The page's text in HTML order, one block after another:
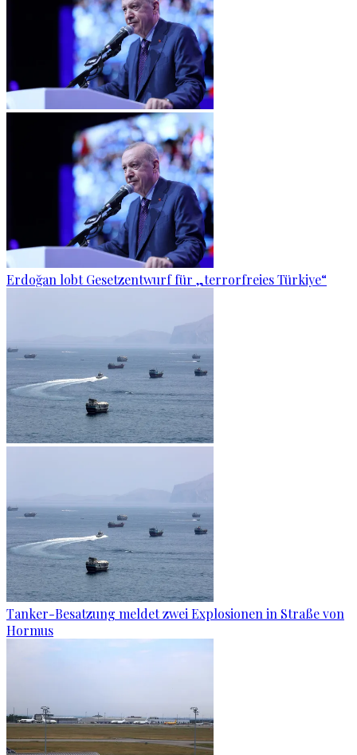
Erdoğan lobt Gesetzentwurf für „terrorfreies Türkiye“
Tanker-Besatzung meldet zwei Explosionen in Straße von
Hormus